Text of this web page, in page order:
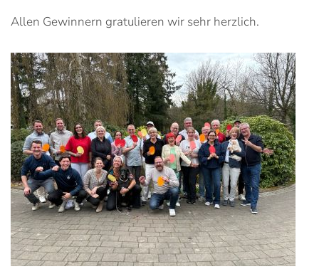
Allen Gewinnern gratulieren wir sehr herzlich.